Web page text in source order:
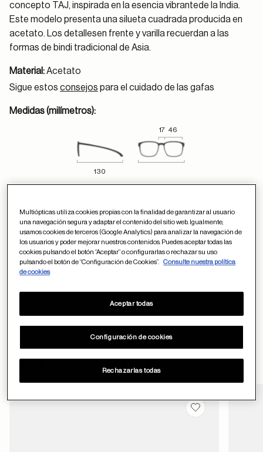
concepto TAJ, inspirada en la esencia vibrantede la India.
Este modelo presenta una silueta cuadrada producida en
acetato. Los detallesen frente y varilla recuerdan a las
formas de bindi tradicional de Asia.
Material:Acetato
Sigue estos consejos para el cuidado de las gafas
Medidas (milímetros):
17 46
130
Garantía y devoluciones
ayuda
Condiciones de envío
Otros usuarios también han comprado
Guardar en
Multiópticas utiliza cookies propias con la finalidad de garantizar al usuario
una navegación segura y adaptar el contenido del sitio web. Igualmente,
usamos cookies de terceros (Google Analytics) para analizar la navegación de
los usuarios y poder mejorar nuestros contenidos. Puedes aceptar todas las
cookies pulsando el botón “Aceptar” o configurarlas o rechazar su uso
pulsando el botón de “Configuración de Cookies”.
Consulte nuestra política
de cookies
Configuración de cookies
Rechazarlas todas
Aceptar todas